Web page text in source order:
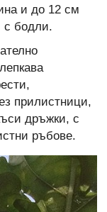
и до 12 см
с бодли.
прилистници,
дръжки, с
ръбове.